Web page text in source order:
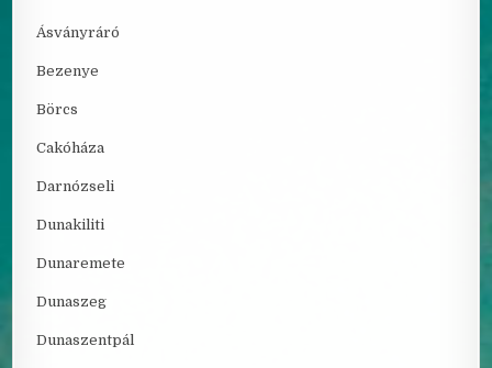
Ásványráró
Bezenye
Börcs
Cakóháza
Darnózseli
Dunakiliti
Dunaremete
Dunaszeg
Dunaszentpál